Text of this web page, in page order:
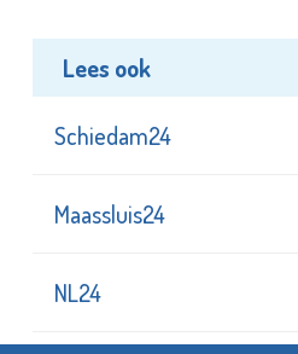
Lees ook
Schiedam24
Maassluis24
NL24